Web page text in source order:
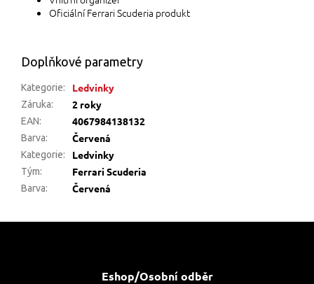
Oficiální Ferrari Scuderia produkt
Doplňkové parametry
Kategorie: Ledvinky
Záruka: 2 roky
EAN: 4067984138132
Barva: Červená
Kategorie: Ledvinky
Tým: Ferrari Scuderia
Barva: Červená
Eshop/Osobní odběr